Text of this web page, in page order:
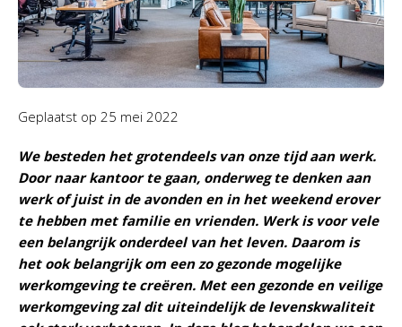
Geplaatst op 25 mei 2022
We besteden het grotendeels van onze tijd aan werk.
Door naar kantoor te gaan, onderweg te denken aan
werk of juist in de avonden en in het weekend erover
te hebben met familie en vrienden. Werk is voor vele
een belangrijk onderdeel van het leven. Daarom is
het ook belangrijk om een zo gezonde mogelijke
werkomgeving te creëren. Met een gezonde en veilige
werkomgeving zal dit uiteindelijk de levenskwaliteit